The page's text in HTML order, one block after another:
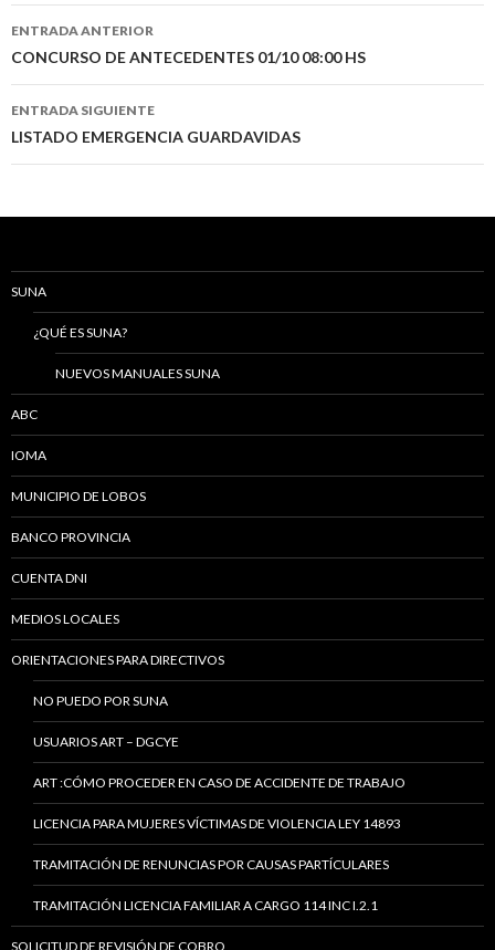
Navegación
de
entradas
ENTRADA ANTERIOR
CONCURSO DE ANTECEDENTES 01/10 08:00 HS
ENTRADA SIGUIENTE
LISTADO EMERGENCIA GUARDAVIDAS
SUNA
¿QUÉ ES SUNA?
NUEVOS MANUALES SUNA
ABC
IOMA
MUNICIPIO DE LOBOS
BANCO PROVINCIA
CUENTA DNI
MEDIOS LOCALES
ORIENTACIONES PARA DIRECTIVOS
NO PUEDO POR SUNA
USUARIOS ART – DGCYE
ART :CÓMO PROCEDER EN CASO DE ACCIDENTE DE TRABAJO
LICENCIA PARA MUJERES VÍCTIMAS DE VIOLENCIA LEY 14893
TRAMITACIÓN DE RENUNCIAS POR CAUSAS PARTÍCULARES
TRAMITACIÓN LICENCIA FAMILIAR A CARGO 114 INC I.2.1
SOLICITUD DE REVISIÓN DE COBRO